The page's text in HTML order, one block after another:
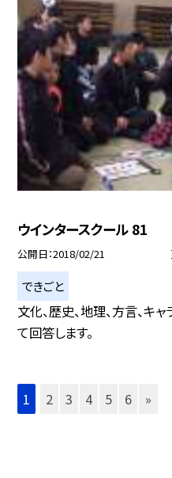
ウインタースクール 81
公開日 2018/02/21
できごと
文化、歴史、地理、方言、キ
て回答します。
1 2 3 4 5 6 »